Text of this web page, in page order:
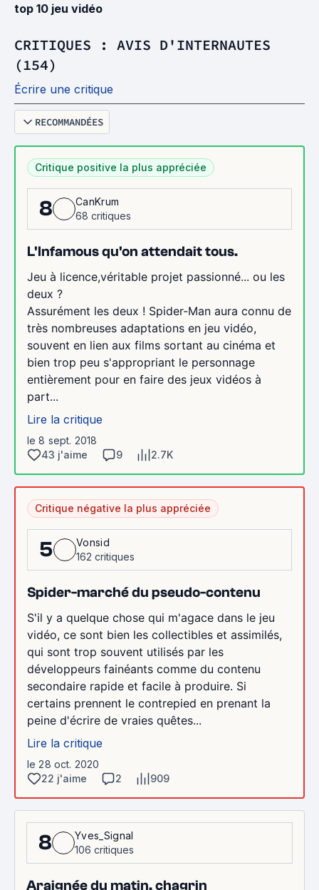
top 10 jeu vidéo
CRITIQUES : AVIS D'INTERNAUTES
(154)
Écrire une critique
RECOMMANDÉES
Critique positive la plus appréciée
8
CanKrum
68 critiques
L'Infamous qu'on attendait tous.
Jeu à licence,véritable projet passionné... ou les
deux ?
Assurément les deux ! Spider-Man aura connu de
très nombreuses adaptations en jeu vidéo,
souvent en lien aux films sortant au cinéma et
bien trop peu s'appropriant le personnage
entièrement pour en faire des jeux vidéos à
part...
Lire la critique
le 8 sept. 2018
43 j'aime
9 2.7K
Critique négative la plus appréciée
5
Vonsid
162 critiques
Spider-marché du pseudo-contenu
S'il y a quelque chose qui m'agace dans le jeu
vidéo, ce sont bien les collectibles et assimilés,
qui sont trop souvent utilisés par les
développeurs fainéants comme du contenu
secondaire rapide et facile à produire. Si
certains prennent le contrepied en prenant la
peine d'écrire de vraies quêtes...
Lire la critique
le 28 oct. 2020
22 j'aime
2 909
8
Yves_Signal
106 critiques
Araignée du matin, chagrin